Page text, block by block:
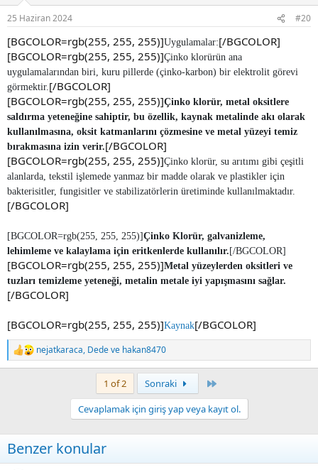
s
25 Haziran 2024 #20
[BGCOLOR=rgb(255, 255, 255)]Uygulamalar:[/BGCOLOR]
[BGCOLOR=rgb(255, 255, 255)]Çinko klorürün ana
uygulamalarından biri, kuru pillerde (çinko-karbon) bir elektrolit görevi
görmektir.[/BGCOLOR]
[BGCOLOR=rgb(255, 255, 255)]Çinko klorür, metal oksitlere
saldırma yeteneğine sahiptir, bu özellik, kaynak metalinde akı olarak
kullanılmasına, oksit katmanlarını çözmesine ve metal yüzeyi temiz
bırakmasına izin verir.[/BGCOLOR]
[BGCOLOR=rgb(255, 255, 255)]Çinko klorür, su arıtımı gibi çeşitli
alanlarda, tekstil işlemede yanmaz bir madde olarak ve plastikler için
bakterisitler, fungisitler ve stabilizatörlerin üretiminde kullanılmaktadır.
[/BGCOLOR]
[BGCOLOR=rgb(255, 255, 255)]Çinko Klorür, galvanizleme,
lehimleme ve kalaylama için eritkenlerde kullanılır. [/BGCOLOR]
[BGCOLOR=rgb(255, 255, 255)]Metal yüzeylerden oksitleri ve
tuzları temizleme yeteneği, metalin metale iyi yapışmasını sağlar.
[/BGCOLOR]
[BGCOLOR=rgb(255, 255, 255)]Kaynak[/BGCOLOR]
R
e
n
s
:
nejatkaraca, Dedeve hakan8470
1 of 2 Sonraki
Cevaplamak için giriş yap veya kayıt ol.
Benzer konular